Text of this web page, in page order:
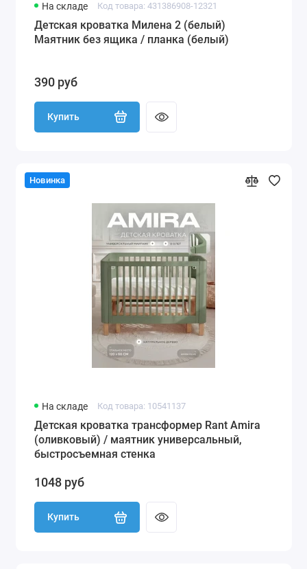
На складе Код товара: 431386908-12321
Детская кроватка Милена 2 (белый)
Маятник без ящика / планка (белый)
390 руб
Купить
Новинка
На складе Код товара: 10541137
Детская кроватка трансформер Rant Amira
(оливковый) / маятник универсальный,
быстросъемная стенка
1048 руб
Купить